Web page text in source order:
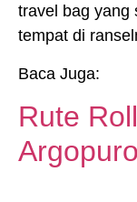
travel bag yang
tempat di
Baca Juga:
Rute
Argopuro